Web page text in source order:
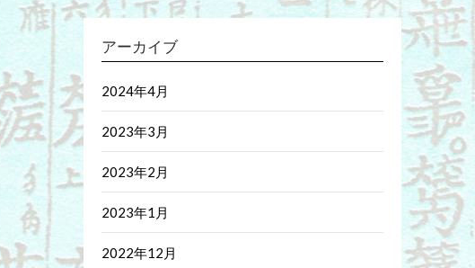
アーカイブ
2024年4月
2023年3月
2023年2月
2023年1月
2022年12月